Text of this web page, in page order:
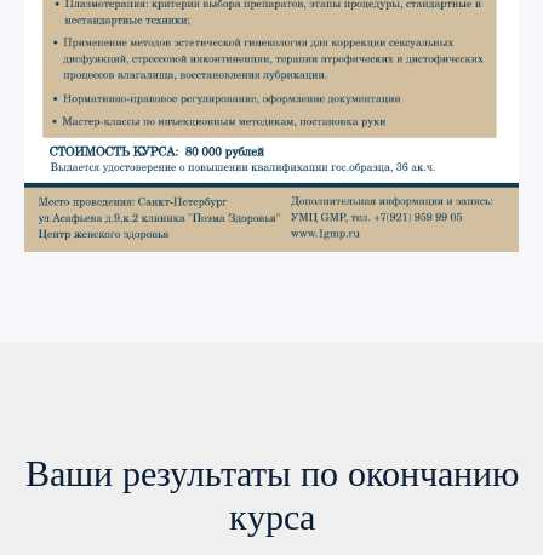
Ваши результаты по окончанию
курса